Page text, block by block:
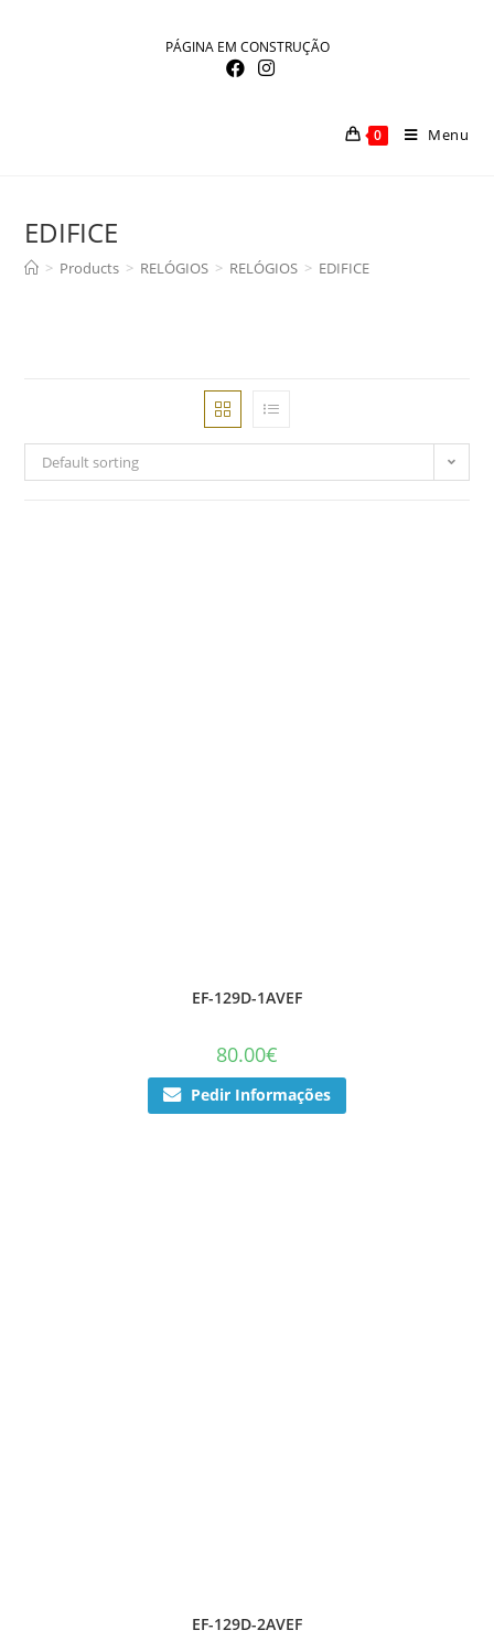
PÁGINA EM CONSTRUÇÃO
0 Menu
EDIFICE
> Products > RELÓGIOS > RELÓGIOS > EDIFICE
Default sorting
EF-129D-1AVEF
80.00€
Pedir Informações
EF-129D-2AVEF